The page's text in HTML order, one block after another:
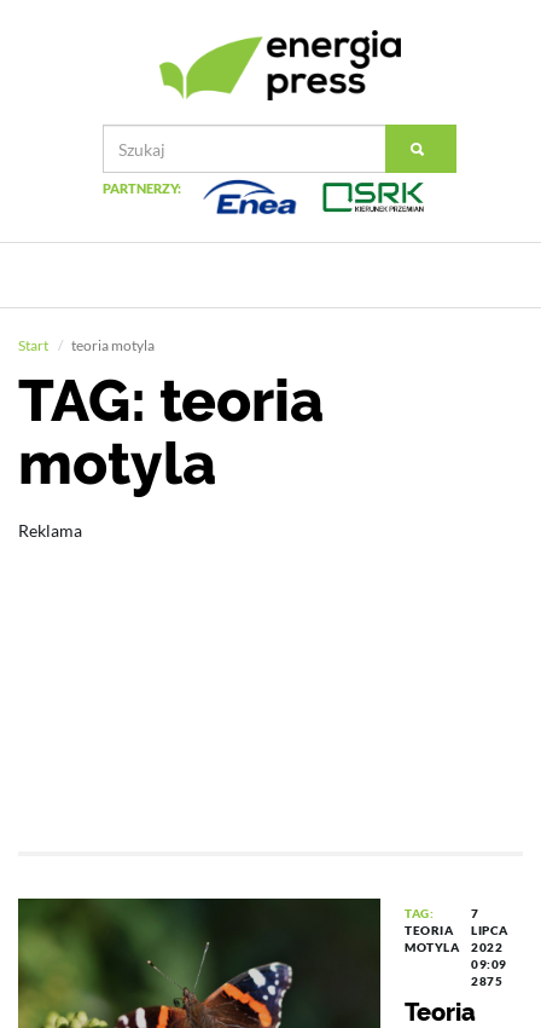
PARTNERZY:
Start teoria motyla
TAG: teoria
motyla
Reklama
TAG:
TEORIA
MOTYLA
7
LIPCA
2022
09:09
2875
Teoria